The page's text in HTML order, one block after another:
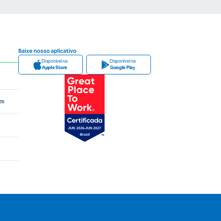
Baixe nosso aplicativo
Disponível na
Apple Store
Disponível na
Google Play